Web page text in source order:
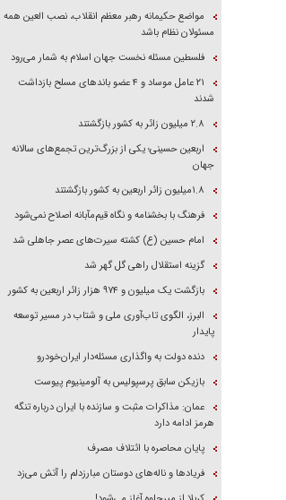
مواضع حکیمانه رهبر معظم انقلاب، نصب العین همه
مسئولان نظام باشد
فلسطین مسئله نخست جهان اسلام به شمار می‌رود
۲۱ عامل موساد و ۴ عضو باند‌های مسلح بازداشت
شدند
۲.۸ میلیون زائر به کشور بازگشتند
اربعین حسینی؛ یکی از بزرگ‌ترین تجمع‌های سالانه
جهان
۱.۸میلیون زائر اربعین به کشور بازگشتند
فرهنگ با بخشنامه و نگاه قیم‌مآبانه اصلاح نمی‌شود
امام حسین (ع) کشته سیرت‌های عصر جاهلی شد
گزینه استقلال راهی گل گهر شد
بازگشت یک میلیون و ۹۷۴ هزار زائر اربعین به کشور
البرز، الگوی تاب‌آوری ملی و شتاب در مسیر توسعه
پایدار
دنده دولت به واگذاری مسئله‌دار ایران‌خودرو
بازیکن سابق پرسپولیس به آلومینیوم پیوست
عمان: مذاکرات مثبت و سازنده با ایران درباره تنگه
هرمز ادامه دارد
پایان محاصره با ائتلاف مصرف
فریاد‌ها و ناله‌های دوستان مبارزدلم را آتش می‌زد